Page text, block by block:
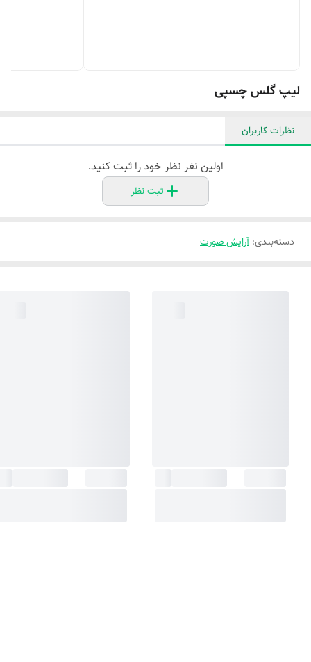
لیپ گلس چسپی
نظرات کاربران
اولین نفر نظر خود را ثبت کنید.
ثبت نظر
دسته‌بندی: آرایش صورت